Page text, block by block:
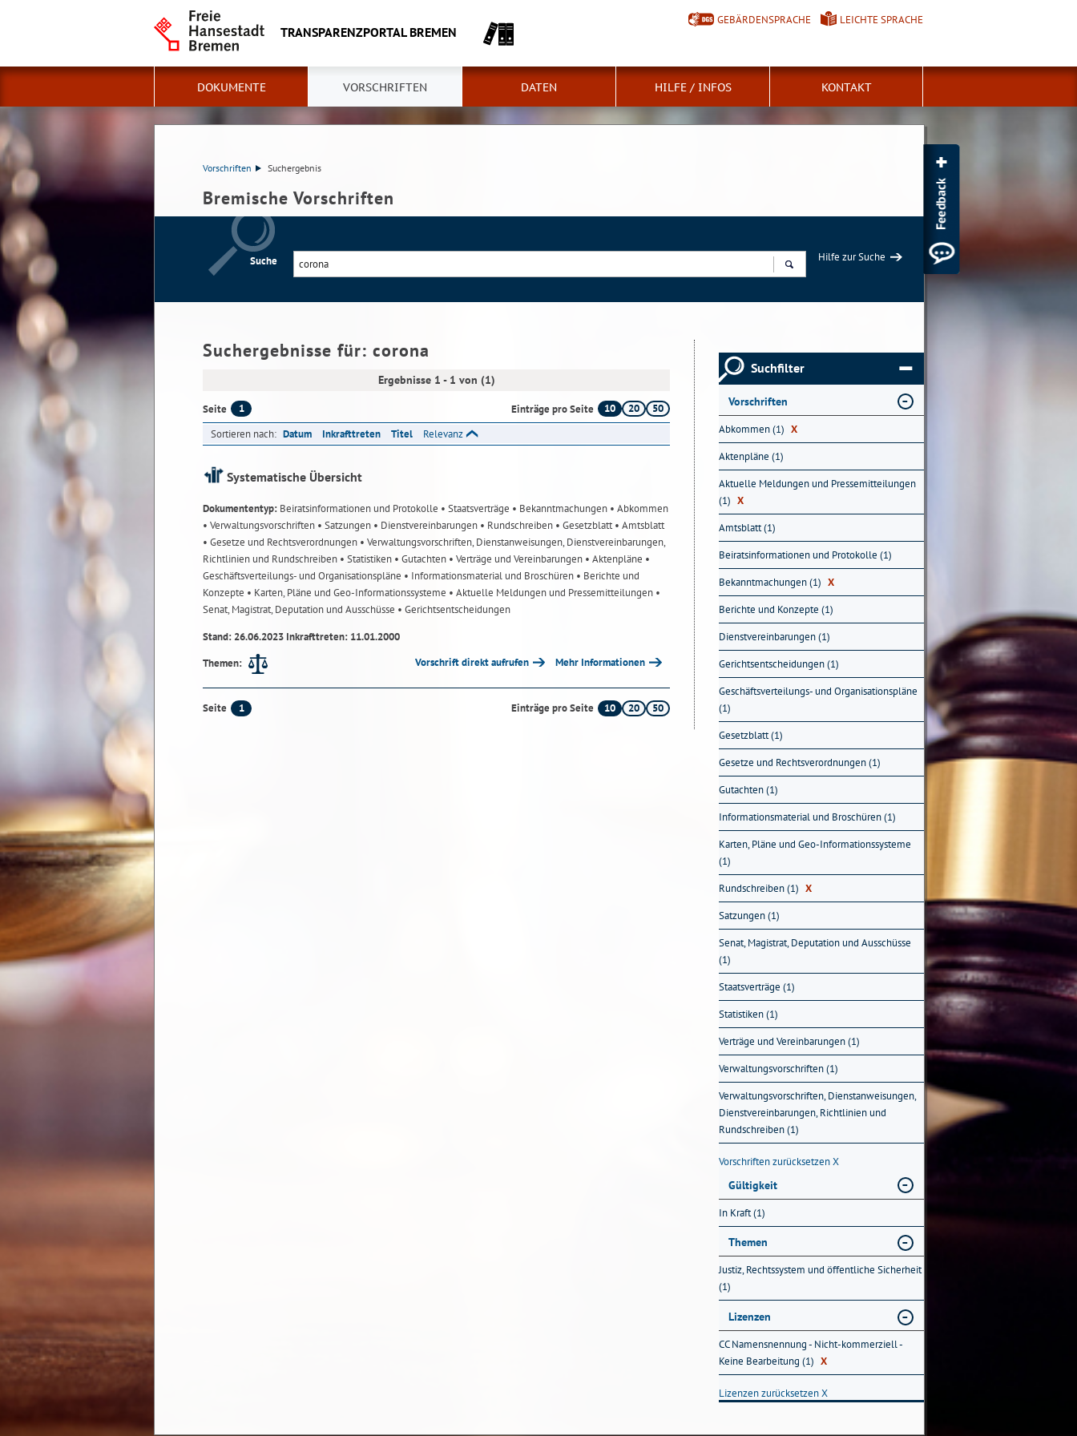
TRANSPARENZPORTAL BREMEN
GEBÄRDENSPRACHE LEICHTE SPRACHE
DOKUMENTE VORSCHRIFTEN DATEN HILFE / INFOS KONTAKT
Vorschriften Suchergebnis
Bremische Vorschriften
Suche
Hilfe zur Suche
Suchergebnisse für: corona
Ergebnisse 1 - 1 von (1)
Seite 1 Einträge pro Seite 10 20
50
Sortieren nach: Datum Inkrafttreten Titel Relevanz
Systematische Übersicht
Dokumententyp: Beiratsinformationen und Protokolle • Staatsverträge • Bekanntmachungen • Abkommen
• Verwaltungsvorschriften • Satzungen • Dienstvereinbarungen • Rundschreiben • Gesetzblatt• Amtsblatt
• Gesetze und Rechtsverordnungen • Verwaltungsvorschriften, Dienstanweisungen, Dienstvereinbarungen,
Richtlinien und Rundschreiben • Statistiken • Gutachten • Verträge und Vereinbarungen • Aktenpläne •
Geschäftsverteilungs- und Organisationspläne • Informationsmaterial und Broschüren • Berichte und
Konzepte • Karten, Pläne und Geo-Informationssysteme • Aktuelle Meldungen und Pressemitteilungen •
Senat, Magistrat, Deputation und Ausschüsse • Gerichtsentscheidungen
Stand: 26.06.2023 Inkrafttreten: 11.01.2000
Themen:
Vorschrift direkt aufrufen Mehr Informationen
Seite 1 Einträge pro Seite 10 20 50
Suchfilter
Vorschriften
Abkommen (1) X
Aktenpläne (1)
Aktuelle Meldungen und Pressemitteilungen
(1) X
Amtsblatt (1)
Beiratsinformationen und Protokolle (1)
Bekanntmachungen (1) X
Berichte und Konzepte (1)
Dienstvereinbarungen (1)
Gerichtsentscheidungen (1)
Geschäftsverteilungs- und Organisationspläne
(1)
Gesetzblatt (1)
Gesetze und Rechtsverordnungen (1)
Gutachten (1)
Informationsmaterial und Broschüren (1)
Karten, Pläne und Geo-Informationssysteme
(1)
Rundschreiben (1) X
Satzungen (1)
Senat, Magistrat, Deputation und Ausschüsse
(1)
Staatsverträge (1)
Statistiken (1)
Verträge und Vereinbarungen (1)
Verwaltungsvorschriften (1)
Verwaltungsvorschriften, Dienstanweisungen,
Dienstvereinbarungen, Richtlinien und
Rundschreiben (1)
Vorschriften zurücksetzenX
Gültigkeit
In Kraft (1)
Themen
Justiz, Rechtssystem und öffentliche Sicherheit
(1)
Lizenzen
CC Namensnennung - Nicht-kommerziell -
Keine Bearbeitung (1) X
Lizenzen zurücksetzenX